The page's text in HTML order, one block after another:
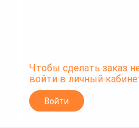
Чтобы сделать заказ
войти в личный
Войти